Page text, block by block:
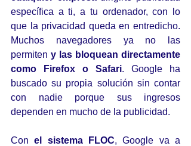
específica a ti, a tu ordenador, con lo
que la privacidad queda en entredicho.
Muchos navegadores ya no las
permiten y las bloquean directamente
como Firefox o Safari. Google ha
buscado su propia solución sin contar
con nadie porque sus ingresos
dependen en mucho de la publicidad.
Con el sistema FLOC, Google va a